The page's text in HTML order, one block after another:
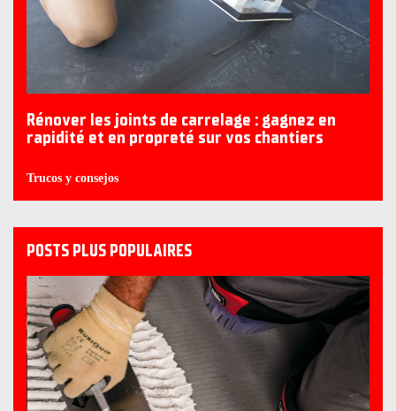
Rénover les joints de carrelage : gagnez en
rapidité et en propreté sur vos chantiers
Trucos y consejos
POSTS PLUS POPULAIRES